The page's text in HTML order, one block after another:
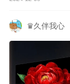
♛久伴我心